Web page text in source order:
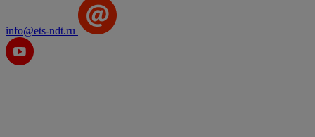
info@ets-ndt.ru